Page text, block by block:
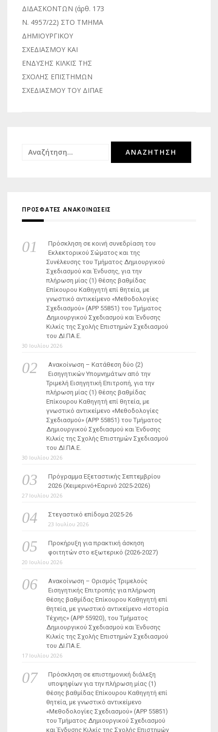
ΔΙΔΑΣΚΟΝΤΩΝ (άρθ. 173
Ν. 4957/22) ΣΤΟ ΤΜΗΜΑ
ΔΗΜΙΟΥΡΓΙΚΟΥ
ΣΧΕΔΙΑΣΜΟΥ ΚΑΙ
ΕΝΔΥΣΗΣ ΚΙΛΚΙΣ ΤΗΣ
ΣΧΟΛΗΣ ΕΠΙΣΤΗΜΩΝ
ΣΧΕΔΙΑΣΜΟΥ ΤΟΥ ΔΙΠΑΕ
Αναζήτηση
ΠΡΟΣΦΑΤΕΣ ΑΝΑΚΟΙΝΩΣΕΙΣ
Πρόσκληση σε κοινή συνεδρίαση του
Εκλεκτορικού Σώματος και της
Συνέλευσης του Τμήματος Δημιουργικού
Σχεδιασμού και Ένδυσης, για την
πλήρωση μίας (1) θέσης βαθμίδας
Επίκουρου Καθηγητή επί θητεία, με
γνωστικό αντικείμενο «Μεθοδολογίες
Σχεδιασμού» (ΑΡΡ 55851) του Τμήματος
Δημιουργικού Σχεδιασμού και Ένδυσης
Κιλκίς της Σχολής Επιστημών Σχεδιασμού
του ΔΙ.ΠΑ.Ε.
30 Ιουλίου 2026
Ανακοίνωση – Κατάθεση δύο (2)
Εισηγητικών Υπομνημάτων από την
Τριμελή Εισηγητική Επιτροπή, για την
πλήρωση μίας (1) θέσης βαθμίδας
Επίκουρου Καθηγητή επί θητεία, με
γνωστικό αντικείμενο «Μεθοδολογίες
Σχεδιασμού» (ΑΡΡ 55851) του Τμήματος
Δημιουργικού Σχεδιασμού και Ένδυσης
Κιλκίς της Σχολής Επιστημών Σχεδιασμού
του ΔΙ.ΠΑ.Ε.
30 Ιουλίου 2026
Πρόγραμμα Εξεταστικής Σεπτεμβρίου
2026 (Χειμερινό+Εαρινό 2025-2026)
27 Ιουλίου 2026
Στεγαστικό επίδομα 2025-26
23 Ιουλίου 2026
Προκήρυξη για πρακτική άσκηση
φοιτητών στο εξωτερικό (2026-2027)
20 Ιουλίου 2026
Ανακοίνωση – Ορισμός Τριμελούς
Εισηγητικής Επιτροπής για πλήρωση
θέσης βαθμίδας Επίκουρου Καθηγητή επί
θητεία, με γνωστικό αντικείμενο «Ιστορία
Τέχνης» (ΑΡΡ 55920), του Τμήματος
Δημιουργικού Σχεδιασμού και Ένδυσης
Κιλκίς της Σχολής Επιστημών Σχεδιασμού
του ΔΙ.ΠΑ.Ε.
17 Ιουλίου 2026
Πρόσκληση σε επιστημονική διάλεξη
υποψηφίων για την πλήρωση μίας (1)
θέσης βαθμίδας Επίκουρου Καθηγητή επί
θητεία, με γνωστικό αντικείμενο
«Μεθοδολογίες Σχεδιασμού» (ΑΡΡ 55851)
του Τμήματος Δημιουργικού Σχεδιασμού
και Ένδυσης Κιλκίς της Σχολής Επιστημών